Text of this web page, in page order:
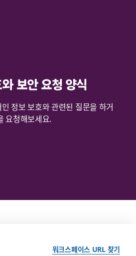
보안 요청 양식
정보 보호와 관련된 질문을 하거
요청해보세요.
워크스페이스 URL 찾기